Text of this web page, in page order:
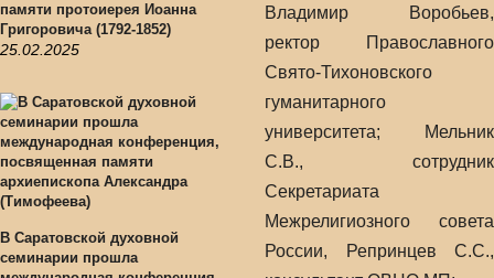
памяти протоиерея Иоанна
Григоровича (1792-1852)
25.02.2025
В Саратовской духовной
семинарии прошла
Владимир Воробьев,
ректор Православного
Свято-Тихоновского
гуманитарного
университета; Мельник
С.В., сотрудник
Секретариата
Межрелигиозного совета
России, Репринцев С.С.,